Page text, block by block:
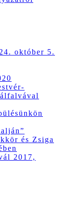
október 5.
és Zsiga
2017,